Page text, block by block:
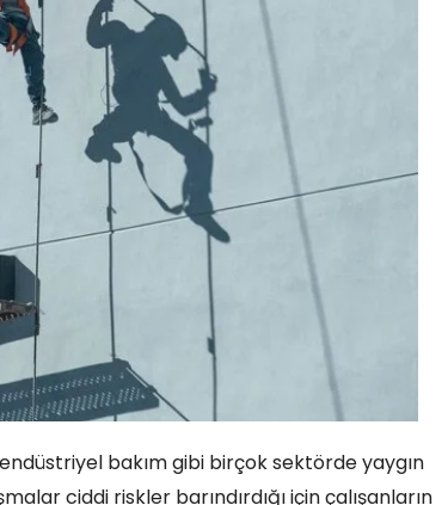
bakım gibi birçok sektörde yaygın
ciddi riskler barındırdığı için çalışanların